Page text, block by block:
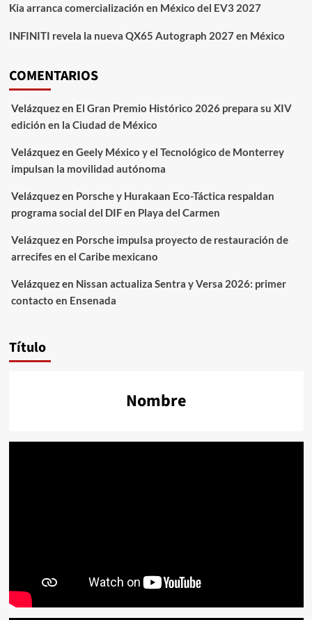
Kia arranca comercialización en México del EV3 2027
INFINITI revela la nueva QX65 Autograph 2027 en México
COMENTARIOS
Velázquezen El Gran Premio Histórico 2026 prepara su XIV
edición en la Ciudad de México
Velázquezen Geely México y el Tecnológico de Monterrey
impulsan la movilidad autónoma
Velázquezen Porsche y Hurakaan Eco-Táctica respaldan
programa social del DIF en Playa del Carmen
Velázquezen Porsche impulsa proyecto de restauración de
arrecifes en el Caribe mexicano
Velázquezen Nissan actualiza Sentra y Versa 2026: primer
contacto en Ensenada
Título
Nombre